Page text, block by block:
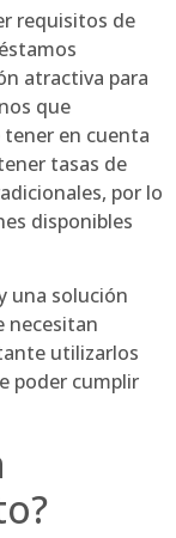
requisitos de
atractiva para
que
en cuenta
tasas de
por lo
disponibles
una solución
necesitan
utilizarlos
poder cumplir